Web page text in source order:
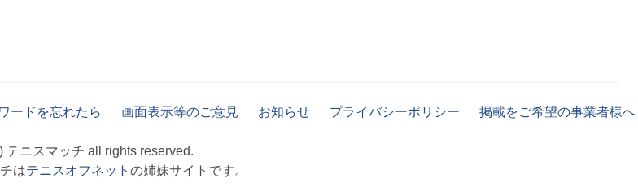
ードを忘れたら 画面表示等のご意見 お知らせ プライバシーポリシー 掲載をご希望の事業者様へ
テニスマッチ all rights reserved.
はテニスオフネット の姉妹サイトです。